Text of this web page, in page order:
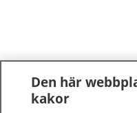
Den här
kakor